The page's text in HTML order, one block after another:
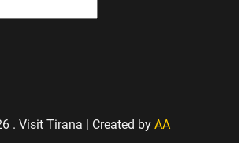
. Visit Tirana | Created by AA